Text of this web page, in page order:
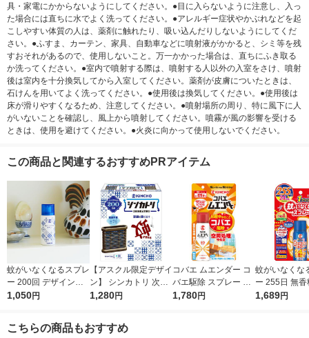
具・家電にかからないようにしてください。●目に入らないように注意し、入っ
た場合には直ちに水でよく洗ってください。●アレルギー症状やかぶれなどを起
こしやすい体質の人は、薬剤に触れたり、吸い込んだりしないようにしてくだ
さい。●ふすま、カーテン、家具、自動車などに噴射液がかかると、シミ等を残
すおそれがあるので、使用しないこと。万一かかった場合は、直ちにふき取る
か洗ってください。●室内で噴射する際は、噴射する人以外の入室をさけ、噴射
後は室内を十分換気してから入室してください。薬剤が皮膚についたときは、
石けんを用いてよく洗ってください。●使用後は換気してください。●使用後は
床が滑りやすくなるため、注意してください。●噴射場所の周り、特に風下に人
がいないことを確認し、風上から噴射してください。噴霧が風の影響を受ける
ときは、使用を避けてください。●火炎に向かって使用しないでください。
この商品と関連するおすすめPRアイテム
蚊がいなくなるスプレ
ー 200回 デザイン缶
無香料 12時間持続 蚊
ンチョー
1,050円
【アスクル限定デザイ
ン】 シンカトリ 次世
代型 屋内蚊取り 電源
KINCHO キンチョー 1
1,280円
コバエ ムエンダー コ
バエ駆除 スプレー 80
プッシュ 最大120畳 1
1,780円
蚊がいなくな
ー 255日 無
間持続 蚊取り
1,689円
こちらの商品もおすすめ